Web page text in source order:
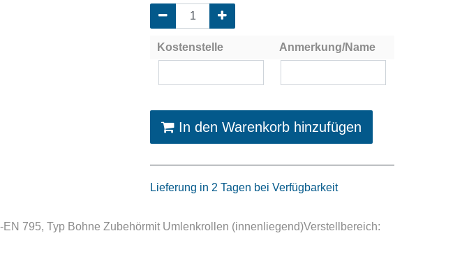
Kostenstelle Anmerkung/Name
In den Warenkorb hinzufügen
Lieferung in 2 Tagen bei Verfügbarkeit
795, Typ Bohne Zubehörmit Umlenkrollen (innenliegend)Verstellbereich: